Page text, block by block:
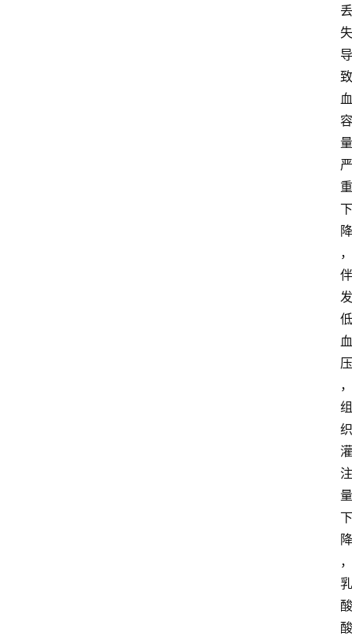
丢
失
导
致
血
容
量
严
重
下
降
，
伴
发
低
血
压
，
组
织
灌
注
量
下
降
，
乳
酸
酸